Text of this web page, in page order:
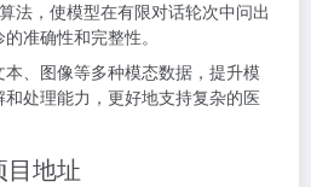
法，使模型在有限对话轮次中问出
准确性和完整性。
本、图像等多种模态数据，提升模
处理能力，更好地支持复杂的医
目地址